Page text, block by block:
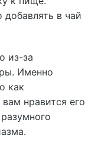
в чай
из-за
Именно
как
нравится его